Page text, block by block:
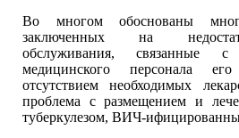
Во многом обоснованы
заключенных на
обслуживания, связанные с
медицинского персонала его
отсутствием необходимых
проблема с размещением и
туберкулезом, ВИЧ-